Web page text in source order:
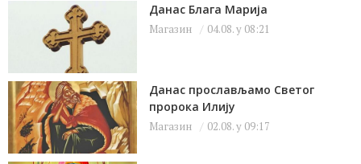
Данас Блага Марија
Магазин 04.08. у 08:21
Данас прослављамо Светог
пророка Илију
Магазин 02.08. у 09:17